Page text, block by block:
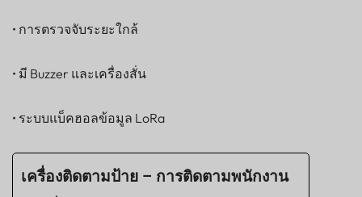
เซ็นเซอร์
• การตรวจจับระยะใกล้
• มี Buzzer และเครื่องสั่น
• ระบบแบ็คฮอลข้อมูล LoRa
เครื่องติดตามป้าย – การติดตามพนักงาน